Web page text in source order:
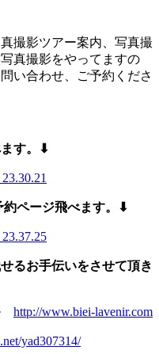
撮影ツアー案内、写真撮
真撮影をやってますの
い合わせ、ご予約くださ
す。⬇︎
約ページ飛べます。⬇︎
るお手伝いをさせて頂き
http://www.biei-lavenir.com
yad307314/